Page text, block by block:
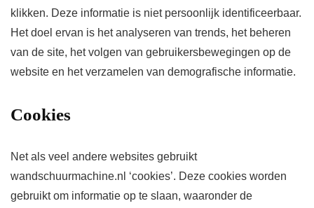
klikken. Deze informatie is niet persoonlijk identificeerbaar.
Het doel ervan is het analyseren van trends, het beheren
van de site, het volgen van gebruikersbewegingen op de
website en het verzamelen van demografische informatie.
Cookies
Net als veel andere websites gebruikt
wandschuurmachine.nl ‘cookies’. Deze cookies worden
gebruikt om informatie op te slaan, waaronder de